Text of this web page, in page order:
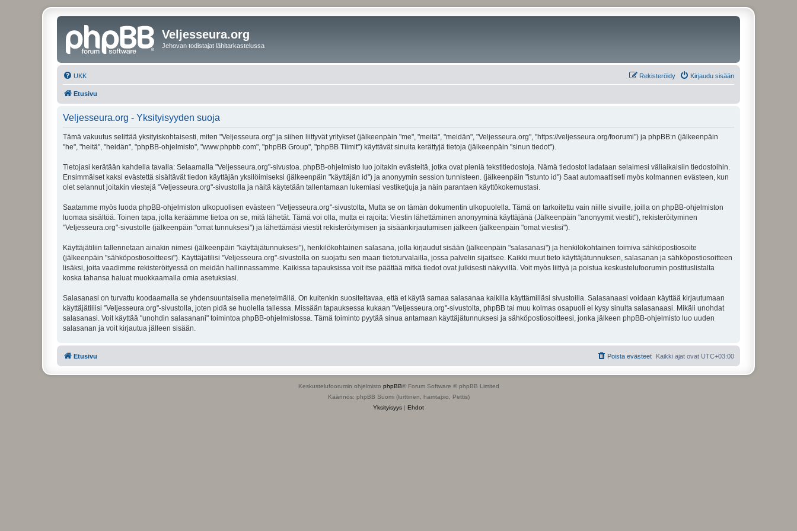
Veljesseura.org
Jehovan todistajat lähitarkastelussa
UKK Kirjaudu sisään
Rekisteröidy
Etusivu
Veljesseura.org - Yksityisyyden suoja
Tämä vakuutus selittää yksityiskohtaisesti, miten "Veljesseura.org" ja siihen liittyvät yritykset (jälkeenpäin "me", "meitä", "meidän", "Veljesseura.org", "https://veljesseura.org/foorumi") ja phpBB:n (jälkeenpäin
"he", "heitä", "heidän", "phpBB-ohjelmisto", "www.phpbb.com", "phpBB Group", "phpBB Tiimit") käyttävät sinulta kerättyjä tietoja (jälkeenpäin "sinun tiedot").
Tietojasi kerätään kahdella tavalla: Selaamalla "Veljesseura.org"-sivustoa. phpBB-ohjelmisto luo joitakin evästeitä, jotka ovat pieniä tekstitiedostoja. Nämä tiedostot ladataan selaimesi väliaikaisiin tiedostoihin.
Ensimmäiset kaksi evästettä sisältävät tiedon käyttäjän yksilöimiseksi (jälkeenpäin "käyttäjän id") ja anonyymin session tunnisteen. (jälkeenpäin "istunto id") Saat automaattiseti myös kolmannen evästeen, kun
olet selannut joitakin viestejä "Veljesseura.org"-sivustolla ja näitä käytetään tallentamaan lukemiasi vestiketjuja ja näin parantaen käyttökokemustasi.
Saatamme myös luoda phpBB-ohjelmiston ulkopuolisen evästeen "Veljesseura.org"-sivustolta, Mutta se on tämän dokumentin ulkopuolella. Tämä on tarkoitettu vain niille sivuille, joilla on phpBB-ohjelmiston
luomaa sisältöä. Toinen tapa, jolla keräämme tietoa on se, mitä lähetät. Tämä voi olla, mutta ei rajoita: Viestin lähettäminen anonyyminä käyttäjänä (Jälkeenpäin "anonyymit viestit"), rekisteröityminen
"Veljesseura.org"-sivustolle (jälkeenpäin "omat tunnuksesi") ja lähettämäsi viestit rekisteröitymisen ja sisäänkirjautumisen jälkeen (jälkeenpäin "omat viestisi").
Käyttäjätiliin tallennetaan ainakin nimesi (jälkeenpäin "käyttäjätunnuksesi"), henkilökohtainen salasana, jolla kirjaudut sisään (jälkeenpäin "salasanasi") ja henkilökohtainen toimiva sähköpostiosoite
(jälkeenpäin "sähköpostiosoitteesi"). Käyttäjätilisi "Veljesseura.org"-sivustolla on suojattu sen maan tietoturvalailla, jossa palvelin sijaitsee. Kaikki muut tieto käyttäjätunnuksen, salasanan ja sähköpostiosoitteen
lisäksi, joita vaadimme rekisteröityessä on meidän hallinnassamme. Kaikissa tapauksissa voit itse päättää mitkä tiedot ovat julkisesti näkyvillä. Voit myös liittyä ja poistua keskustelufoorumin postituslistalta
koska tahansa haluat muokkaamalla omia asetuksiasi.
Salasanasi on turvattu koodaamalla se yhdensuuntaisella menetelmällä. On kuitenkin suositeltavaa, että et käytä samaa salasanaa kaikilla käyttämilläsi sivustoilla. Salasanaasi voidaan käyttää kirjautumaan
käyttäjätiliisi "Veljesseura.org"-sivustolla, joten pidä se huolella tallessa. Missään tapauksessa kukaan "Veljesseura.org"-sivustolta, phpBB tai muu kolmas osapuoli ei kysy sinulta salasanaasi. Mikäli unohdat
salasanasi. Voit käyttää "unohdin salasanani" toimintoa phpBB-ohjelmistossa. Tämä toiminto pyytää sinua antamaan käyttäjätunnuksesi ja sähköpostiosoitteesi, jonka jälkeen phpBB-ohjelmisto luo uuden
salasanan ja voit kirjautua jälleen sisään.
Etusivu Kaikki ajat ovat UTC+03:00
Poista evästeet
Keskustelufoorumin ohjelmisto phpBB® Forum Software © phpBB Limited
Käännös: phpBB Suomi (lurttinen, harritapio, Pettis)
Yksityisyys | Ehdot